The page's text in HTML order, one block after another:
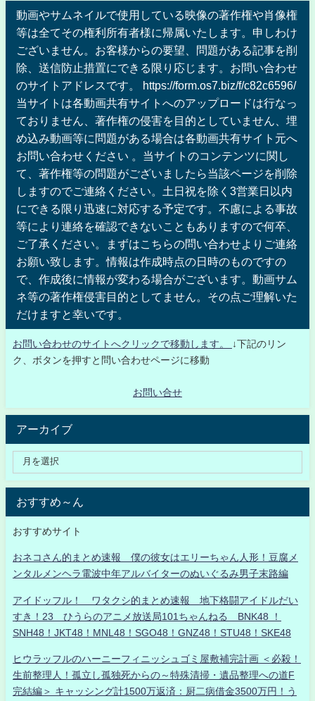
動画やサムネイルで使用している映像の著作権や肖像権
等は全てその権利所有者様に帰属いたします。申しわけ
ございません。お客様からの要望、問題がある記事を削
除、送信防止措置にできる限り応じます。お問い合わせ
のサイトアドレスです。 https://form.os7.biz/f/c82c6596/
当サイトは各動画共有サイトへのアップロードは行なっ
ておりません、著作権の侵害を目的としていません、埋
め込み動画等に問題がある場合は各動画共有サイト元へ
お問い合わせください 。当サイトのコンテンツに関し
て、著作権等の問題がございましたら当該ページを削除
しますのでご連絡ください。土日祝を除く3営業日以内
にできる限り迅速に対応する予定です。不慮による事故
等により連絡を確認できないこともありますので何卒、
ご了承ください。まずはこちらの問い合わせよりご連絡
お願い致します。情報は作成時点の日時のものですの
で、作成後に情報が変わる場合がございます。動画サム
ネ等の著作権侵害目的としてません。その点ご理解いた
だけますと幸いです。
お問い合わせのサイトへクリックで移動します。
↓下記のリン
ク、ボタンを押すと問い合わせページに移動
お問い合せ
アーカイブ
おすすめ～ん
おすすめサイト
おネコさん的まとめ速報 僕の彼女はエリーちゃん人形！豆腐メ
ンタルメンヘラ電波中年アルバイターのぬいぐるみ男子末路編
アイドッフル！ ワタクシ的まとめ速報 地下格闘アイドルだい
すき！23 ひうらのアニメ放送局101ちゃんねる BNK48 ！
SNH48！JKT48！MNL48！SGO48！GNZ48！STU48！SKE48
ヒウラッフルのハーニーフィニッシュゴミ屋敷補完計画 ＜必殺！
生前整理人！孤立し孤独死からの～特殊清掃・遺品整理への道F
完結編＞ キャッシング計1500万返済：厨二病借金3500万円！う